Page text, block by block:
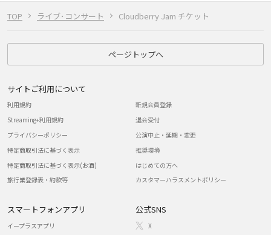
TOP ライブ･コンサート Cloudberry Jam チケット
ページトップへ
サイトご利用について
利用規約
Streaming+利用規約
プライバシーポリシー
特定商取引法に基づく表示
特定商取引法に基づく表示(お酒)
旅行業登録表・約款等
新規会員登録
退会受付
公演中止・延期・変更
推奨環境
はじめての方へ
カスタマーハラスメントポリシー
スマートフォンアプリ
イープラスアプリ
公式SNS
X